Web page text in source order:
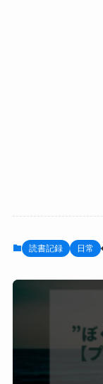
読書記録 日常